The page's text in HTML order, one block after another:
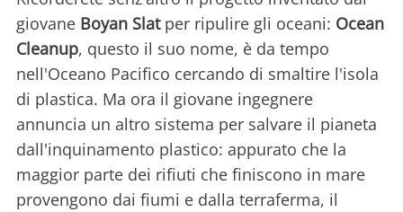
giovane Boyan Slatper ripulire gli oceani: Ocean
Cleanup, questo il suo nome, è da tempo
nell'Oceano Pacifico cercando di smaltire l'isola
di plastica. Ma ora il giovane ingegnere
annuncia un altro sistema per salvare il pianeta
dall'inquinamento plastico: appurato che la
maggior parte dei rifiuti che finiscono in mare
provengono dai fiumi e dalla terraferma, il